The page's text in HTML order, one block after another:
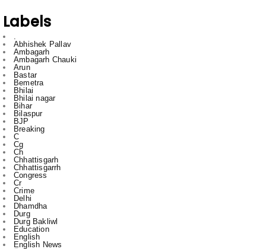
Ambagarh
Ambagarh Chauki
Bastar
Bemetra
Bhilai
Bhilai nagar
Bihar
Bilaspur
BJP
Breaking
C
Cg
Ch
Chhattisgarh
Chhattisgarrh
Congress
Cr
Crime
Delhi
Dhamdha
Durg
Durg Bakliwl
Education
English
English News
Featured
gadgets
gajendra yadav
HTC